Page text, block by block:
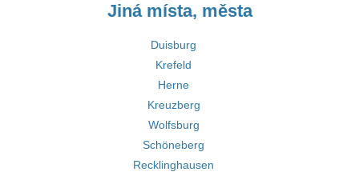
Jiná místa, města
Duisburg
Krefeld
Herne
Kreuzberg
Wolfsburg
Schöneberg
Recklinghausen